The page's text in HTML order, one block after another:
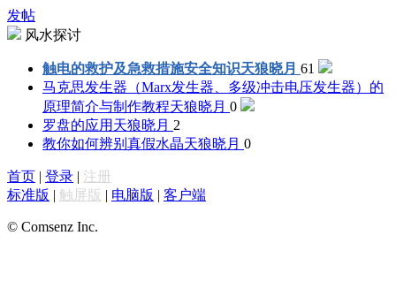
发帖
风水探讨
触电的救护及急救措施安全知识天狼晓月 61
马克思发生器（Marx发生器、多级冲击电压发生器）的
原理简介与制作教程天狼晓月 0
罗盘的应用 天狼晓月 2
教你如何辨别真假水晶天狼晓月 0
首页 | 登录 | 注册
标准版 | 触屏版 | 电脑版 | 客户端
© Comsenz Inc.